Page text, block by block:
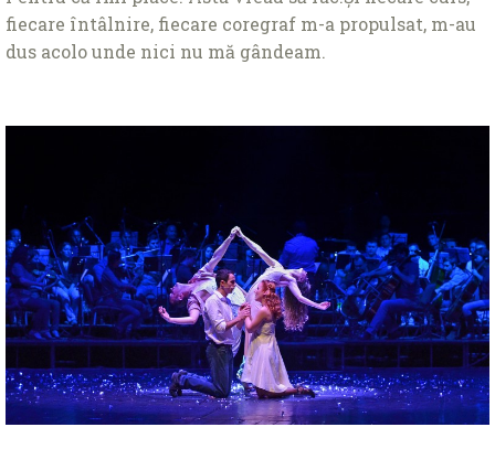
fiecare întâlnire, fiecare coregraf m-a propulsat, m-au
dus acolo unde nici nu mă gândeam.